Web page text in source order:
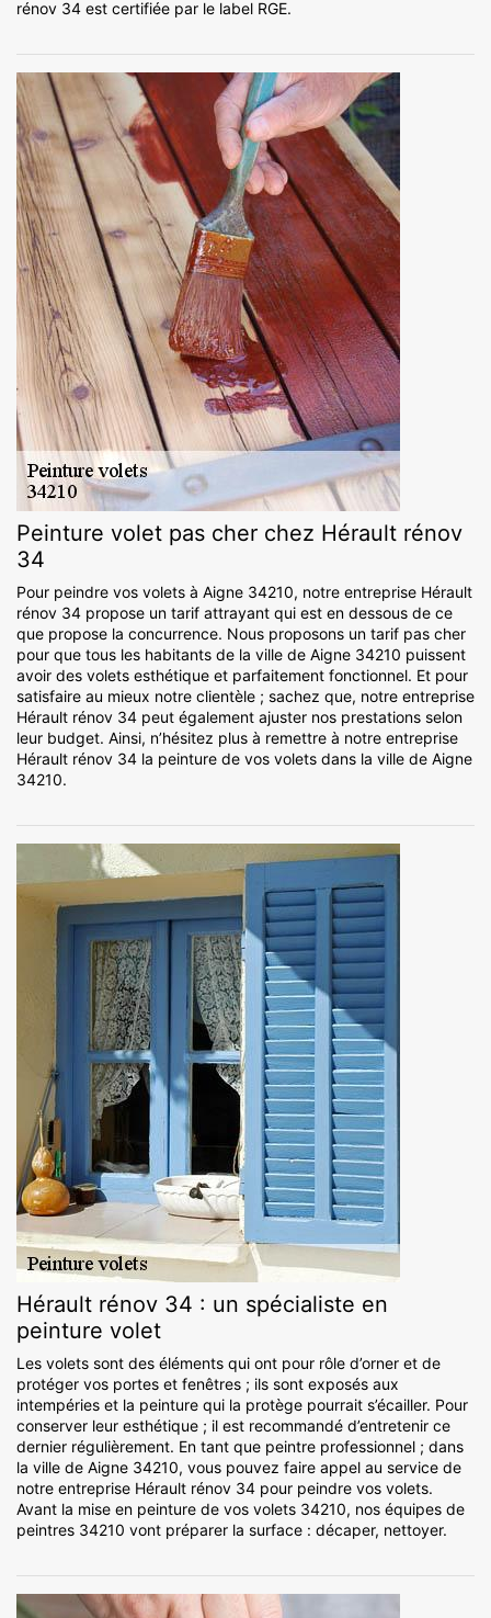
rénov 34 est certifiée par le label RGE.
Peinture volet pas cher chez Hérault rénov
34
Pour peindre vos volets à Aigne 34210, notre entreprise Hérault
rénov 34 propose un tarif attrayant qui est en dessous de ce
que propose la concurrence. Nous proposons un tarif pas cher
pour que tous les habitants de la ville de Aigne 34210 puissent
avoir des volets esthétique et parfaitement fonctionnel. Et pour
satisfaire au mieux notre clientèle ; sachez que, notre entreprise
Hérault rénov 34 peut également ajuster nos prestations selon
leur budget. Ainsi, n’hésitez plus à remettre à notre entreprise
Hérault rénov 34 la peinture de vos volets dans la ville de Aigne
34210.
Hérault rénov 34 : un spécialiste en
peinture volet
Les volets sont des éléments qui ont pour rôle d’orner et de
protéger vos portes et fenêtres ; ils sont exposés aux
intempéries et la peinture qui la protège pourrait s’écailler. Pour
conserver leur esthétique ; il est recommandé d’entretenir ce
dernier régulièrement. En tant que peintre professionnel ; dans
la ville de Aigne 34210, vous pouvez faire appel au service de
notre entreprise Hérault rénov 34 pour peindre vos volets.
Avant la mise en peinture de vos volets 34210, nos équipes de
peintres 34210 vont préparer la surface : décaper, nettoyer.